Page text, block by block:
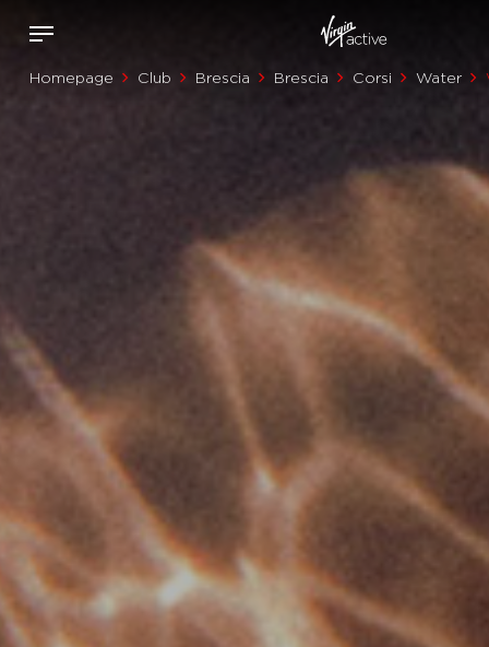
Homepage Club Brescia Brescia Corsi Water